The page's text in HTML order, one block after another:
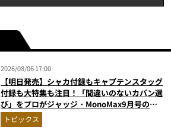
2026/08/06 17:00
【明日発売】シャカ付録もキャプテンスタッグ
付録も大特集も注目！「間違いのないカバン選
び」をプロがジャッジ・MonoMax9月号の目
次を公開
トピックス